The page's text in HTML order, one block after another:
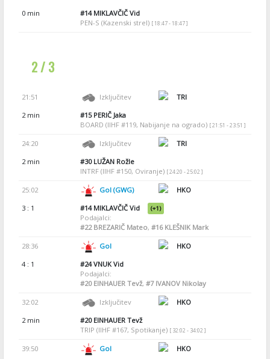
0 min
#14MIKLAVČIČ Vid
PEN-S (Kazenski strel) [ 18:47 - 18:47 ]
2 / 3
21:51 Izključitev
TRI
2 min
#15PERIČ Jaka
BOARD (IIHF #119, Nabijanje na ogrado) [ 21:51 - 23:51 ]
24:20 Izključitev
TRI
2 min
#30LUŽAN Rožle
INTRF (IIHF #150, Oviranje) [ 24:20 - 25:02 ]
25:02 Gol (GWG)
HKO
3 : 1
#14MIKLAVČIČ Vid (+1)
Podajalci:
#22BREZARIČ Mateo, #16KLEŠNIK Mark
28:36 Gol
HKO
4 : 1
#24VNUK Vid
Podajalci:
#20EINHAUER Tevž, #7IVANOV Nikolay
32:02 Izključitev
HKO
2 min
#20EINHAUER Tevž
TRIP (IIHF #167, Spotikanje) [ 32:02 - 34:02 ]
39:50 Gol HKO